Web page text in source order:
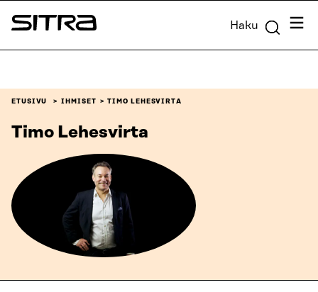
Siirry
suoraan
Sitra Haku
ETUSIVU IHMISET TIMO LEHESVIRTA
Timo Lehesvirta